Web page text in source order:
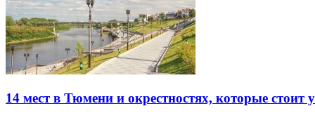
14 мест в Тюмени и окрестностях, которые стоит